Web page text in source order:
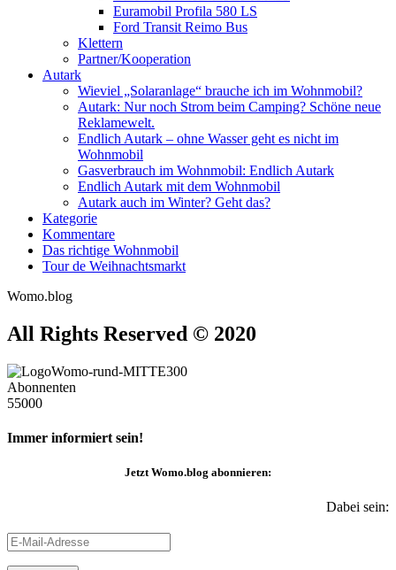
Euramobil Profila 580 LS
Ford Transit Reimo Bus
Klettern
Partner/Kooperation
Autark
Wieviel „Solaranlage“ brauche ich im Wohnmobil?
Autark: Nur noch Strom beim Camping? Schöne neue
Reklamewelt.
Endlich Autark – ohne Wasser geht es nicht im
Wohnmobil
Gasverbrauch im Wohnmobil: Endlich Autark
Endlich Autark mit dem Wohnmobil
Autark auch im Winter? Geht das?
Kategorie
Kommentare
Das richtige Wohnmobil
Tour de Weihnachtsmarkt
Womo.blog
All Rights Reserved © 2020
Abonnenten
55000
Immer informiert sein!
JetztWomo.blog abonnieren:
Dabei sein:
E-
Mail-